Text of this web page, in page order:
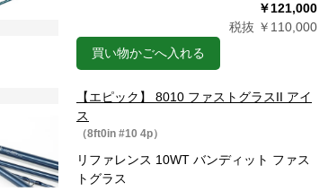
￥121,000
税抜 ￥110,000
買い物かごへ入れる
【エピック】 8010 ファストグラスII アイ
ス
（8ft0in #10 4p）
リファレンス 10WT バンディット ファス
トグラス